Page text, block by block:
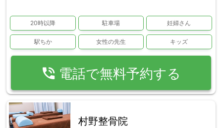
20時以降 駐車場 妊婦さん
駅ちか 女性の先生 キッズ
phone_in_talk 電話で無料予約する
村野整骨院